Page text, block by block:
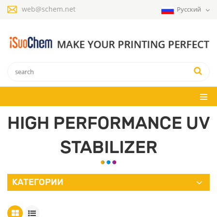
web@schem.net Русский
HIGH PERFORMANCE UV
STABILIZER
КАТЕГОРИИ